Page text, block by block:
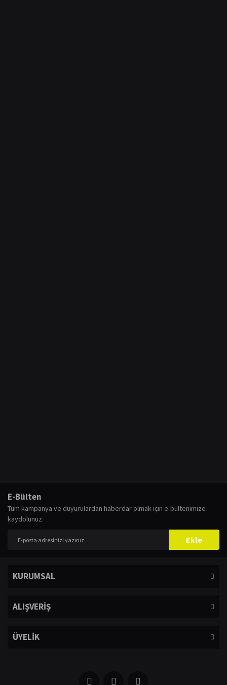
E-Bülten
Tüm kampanya ve duyurulardan haberdar olmak için e-bültenimize
kaydolunuz.
Ekle
KURUMSAL
ALIŞVERİŞ
ÜYELİK